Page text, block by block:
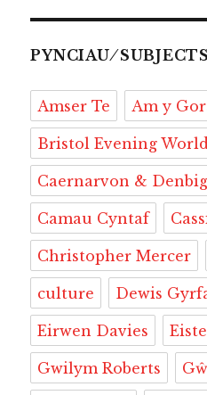
b
o
o
k
k
y
a
d
s
d
o
n
ri
e
n
d
l
y
e
PYNCIAU ⁄ SUBJECTS
Amser Te Am y
Bristol Evening World
Caernarvon &
Camau Cyntaf
Christopher Mercer
culture Dewis
Eirwen Davies
Gwilym Roberts